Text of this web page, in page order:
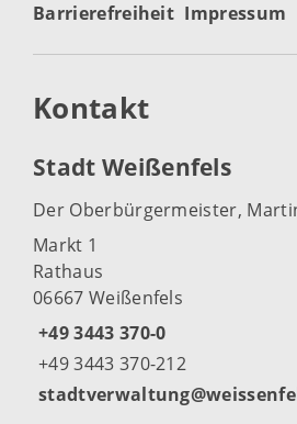
Barrierefreiheit Impressum
Kontakt
Stadt Weißenfels
Der Oberbürgermeister,
Markt 1
Rathaus
06667 Weißenfels
+49 3443 370-0
+49 3443 370-212